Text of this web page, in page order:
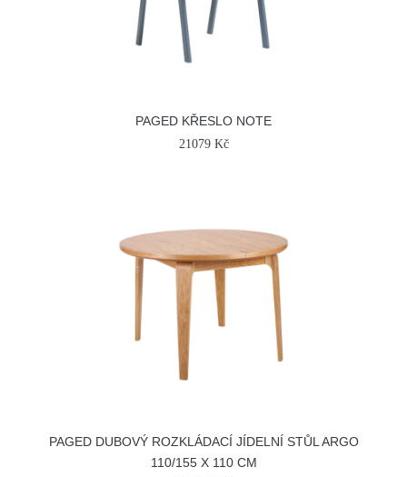
PAGED KŘESLO NOTE
21079 Kč
PAGED DUBOVÝ ROZKLÁDACÍ JÍDELNÍ STŮL ARGO
110/155 X 110 CM